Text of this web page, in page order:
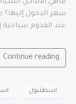
ماهي الأماكن
سعر الدخول إليها؟
عند القدوم
Continue reading
اسطنبول